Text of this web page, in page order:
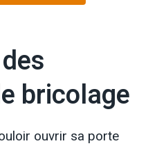
bricolage
ouvrir sa porte